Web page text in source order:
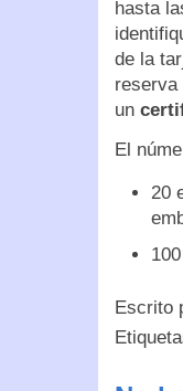
hasta
de la
reserva
un
El
20
Escrito